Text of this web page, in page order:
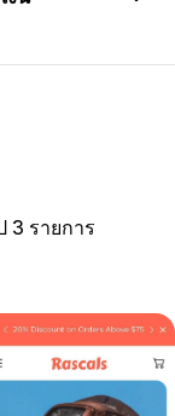
3 รายการ